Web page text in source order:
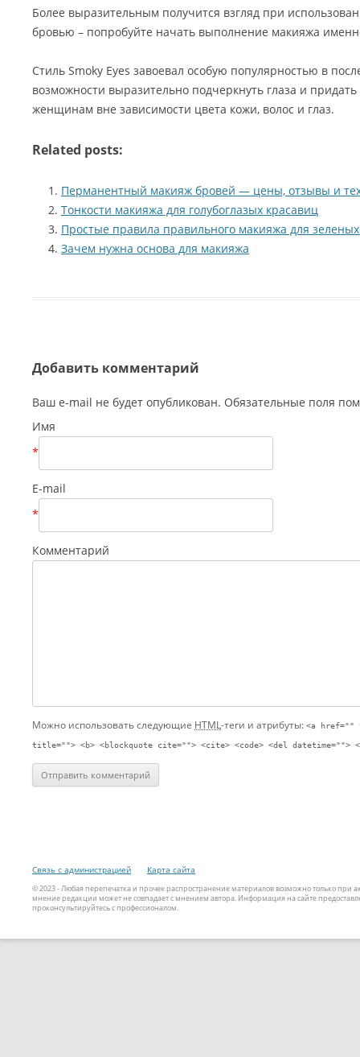
Более выразительным получится взгляд при
бровью – попробуйте начать выполнение макияжа
Стиль Smoky Eyes завоевал особую популярностью в
возможности выразительно подчеркнуть глаза и придать
женщинам вне зависимости цвета кожи, волос и глаз.
Related posts:
Перманентный макияж бровей — цены, отзывы и
Тонкости макияжа для голубоглазых красавиц
Простые правила правильного макияжа для зеленых
Зачем нужна основа для макияжа
Добавить комментарий
Ваш e-mail не будет опубликован. Обязательные поля
Имя
*
E-mail
*
Комментарий
Можно использовать следующие HTML-теги и атрибуты: <a href=""
title=""> <b> <blockquote cite=""> <cite> <code> <del datetime="">
Связь с администрацией Карта сайта
© 2023 - Любая перепечатка и прочее распространение материалов возможно только
мнение редакции может не совпадает с мнением автора. Информация на сайте
проконсультируйтесь с профессионалом.